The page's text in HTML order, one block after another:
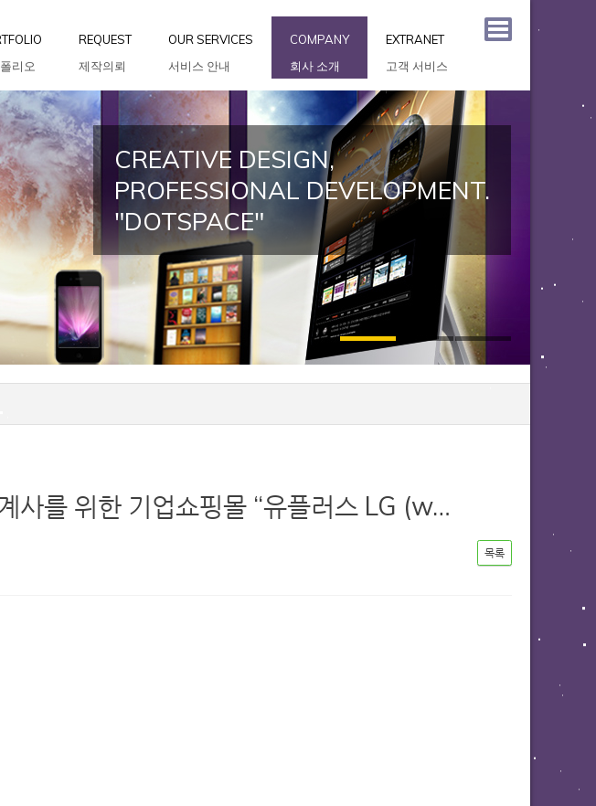
리오
REQUEST
제작의뢰
OUR SERVICES
서비스 안내
COMPANY
회사 소개
EXTRANET
고객 서비스
CREATIVE DESIGN,
PROFESSIONAL DEVELOPMENT.
"DOTSPACE"
사를 위한 기업쇼핑몰 “유플러스 LG (w…
목록